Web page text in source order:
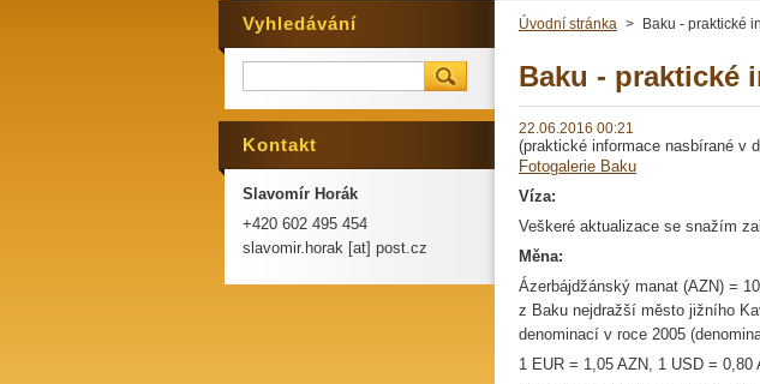
Úvodní stránka > Baku - praktické
Baku - praktické
22.06.2016 00:21
(praktické informace nasbírané v
Fotogalerie Baku
Víza:
Veškeré aktualizace se snažím
Měna:
Ázerbájdžánský manat (AZN) =
z Baku nejdražší město jižního
denominací v roce 2005
1 EUR = 1,05 AZN, 1 USD =
Vyhledávání
Kontakt
Slavomír Horák
+420 602 495 454
slavomir.horak [at] post.cz